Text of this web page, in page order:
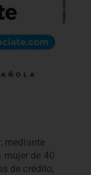
mediante
mujer de 40
de crédito,